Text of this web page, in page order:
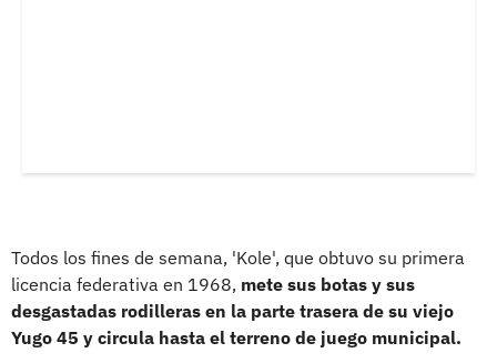
Todos los fines de semana, 'Kole', que obtuvo su primera
licencia federativa en 1968, mete sus botas y sus
desgastadas rodilleras en la parte trasera de su viejo
Yugo 45 y circula hasta el terreno de juego municipal.